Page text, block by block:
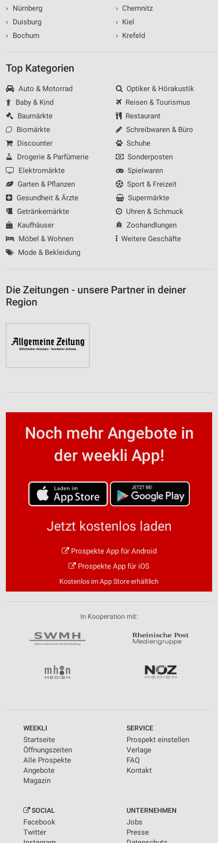
›
Nürnberg
›
Duisburg
›
Bochum
› Chemnitz
› Kiel
› Krefeld
Top Kategorien
Auto & Motorrad
Baby & Kind
Baumärkte
Biomärkte
Discounter
Drogerie & Parfümerie
Elektromärkte
Garten & Pflanzen
Gesundheit & Ärzte
Getränkemärkte
Kaufhäuser
Möbel & Wohnen
Mode & Bekleidung
Optiker & Hörakustik
Reisen & Tourismus
Restaurant
Schreibwaren & Büro
Schuhe
Sonderposten
Spielwaren
Sport & Freizeit
Supermärkte
Uhren & Schmuck
Zoohandlungen
Weitere Geschäfte
Die Zeitungen - unsere Partner in deiner
Region
Noch mehr Angebote in
der weekli App!
Jetzt kostenlos laden
Prospekte App für Android
Prospekte App für iOS
Kostenlos im App Store erhältlich
In Kooperation mit:
WEEKLI
Startseite
Öffnungszeiten
Alle Prospekte
Angebote
Magazin
SERVICE
Prospekt einstellen
Verlage
FAQ
Kontakt
SOCIAL
Facebook
Twitter
UNTERNEHMEN
Jobs
Presse